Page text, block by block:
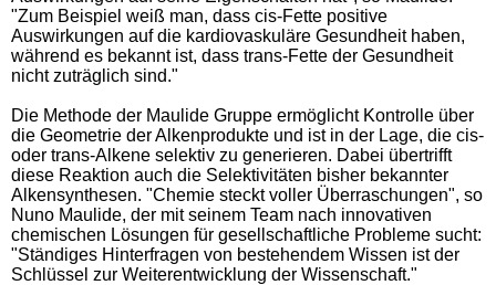
"Zum Beispiel weiß man, dass cis-Fette positive
Auswirkungen auf die kardiovaskuläre Gesundheit haben,
während es bekannt ist, dass trans-Fette der Gesundheit
nicht zuträglich sind."
Die Methode der Maulide Gruppe ermöglicht Kontrolle über
die Geometrie der Alkenprodukte und ist in der Lage, die cis-
oder trans-Alkene selektiv zu generieren. Dabei übertrifft
diese Reaktion auch die Selektivitäten bisher bekannter
Alkensynthesen. "Chemie steckt voller Überraschungen", so
Nuno Maulide, der mit seinem Team nach innovativen
chemischen Lösungen für gesellschaftliche Probleme sucht:
"Ständiges Hinterfragen von bestehendem Wissen ist der
Schlüssel zur Weiterentwicklung der Wissenschaft."